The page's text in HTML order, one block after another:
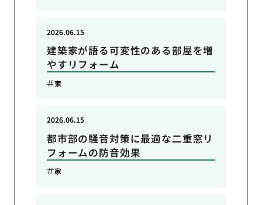
建築家が語る可変性のある部屋を増
やすリフォーム
2026.06.15
家
都市部の騒音対策に最適な二重窓リ
フォームの防音効果
2026.06.15
家